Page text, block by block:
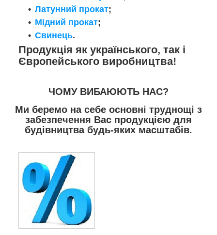
Латунний прокат;
Мідний прокат;
Свинець.
Продукція як українського, так і
Європейського виробництва!
ЧОМУ ВИБАЮЮТЬ НАС?
Ми беремо на себе основні труднощі з
забезпечення Вас продукцією для
будівництва будь-яких масштабів.